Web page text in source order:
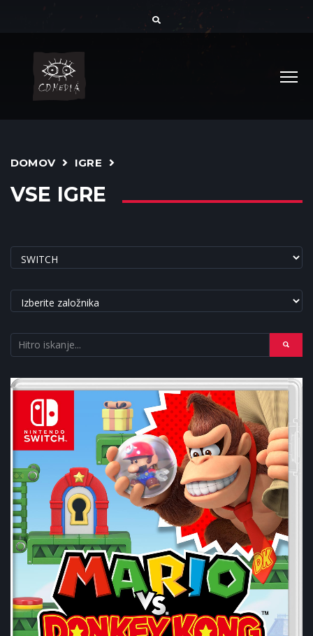
DOMOV IGRE
VSE IGRE